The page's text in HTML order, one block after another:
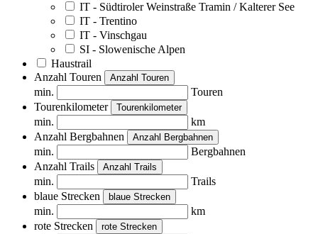
IT - Südtiroler Weinstraße Tramin / Kalterer See
IT - Trentino
IT - Vinschgau
SI - Slowenische Alpen
Haustrail
Anzahl Touren
Anzahl Touren
min.
Touren
Tourenkilometer
Tourenkilometer
min.
km
Anzahl Bergbahnen
Anzahl Bergbahnen
min.
Bergbahnen
Anzahl Trails
Anzahl Trails
min.
Trails
blaue Strecken
blaue Strecken
min.
km
rote Strecken
rote Strecken